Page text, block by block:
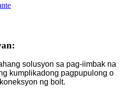
solusyon sa pag-iimbak na
kumplikadong pagpupulong o
ng bolt.